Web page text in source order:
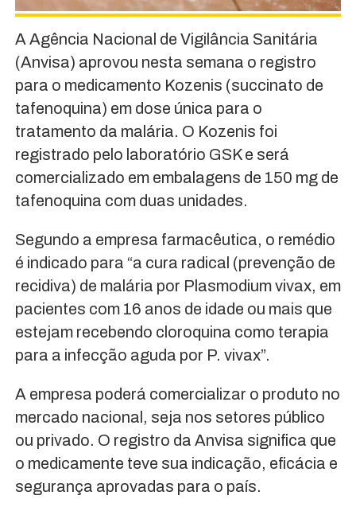
A Agência Nacional de Vigilância Sanitária
(Anvisa) aprovou nesta semana o registro
para o medicamento Kozenis (succinato de
tafenoquina) em dose única para o
tratamento da malária. O Kozenis foi
registrado pelo laboratório GSK e será
comercializado em embalagens de 150 mg de
tafenoquina com duas unidades.
Segundo a empresa farmacêutica, o remédio
é indicado para “a cura radical (prevenção de
recidiva) de malária por Plasmodium vivax, em
pacientes com 16 anos de idade ou mais que
estejam recebendo cloroquina como terapia
para a infecção aguda por P. vivax”.
A empresa poderá comercializar o produto no
mercado nacional, seja nos setores público
ou privado. O registro da Anvisa significa que
o medicamente teve sua indicação, eficácia e
segurança aprovadas para o país.